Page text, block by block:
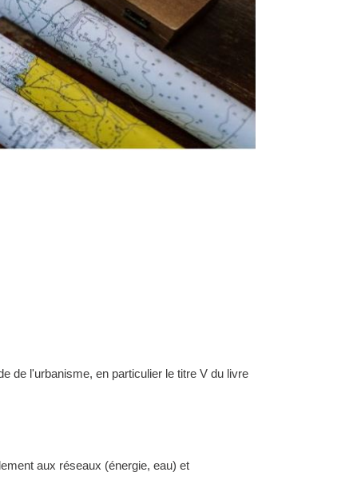
de l'urbanisme, en particulier le titre V du livre
aux réseaux (énergie, eau) et